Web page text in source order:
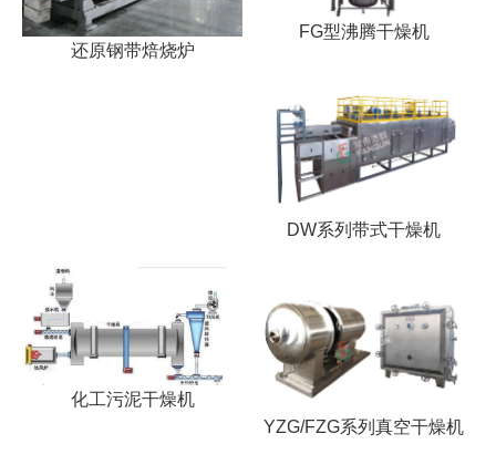
还原钢带焙烧炉
FG型沸腾干燥机
DW系列带式干燥机
化工污泥干燥机
YZG/FZG系列真空干燥机